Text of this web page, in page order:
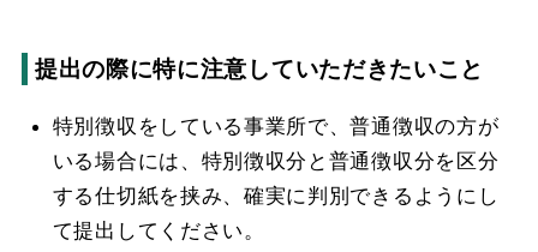
提出の際に特に注意していただきたいこと
特別徴収をしている事業所で、普通徴収の方が
いる場合には、特別徴収分と普通徴収分を区分
する仕切紙を挟み、確実に判別できるようにし
て提出してください。